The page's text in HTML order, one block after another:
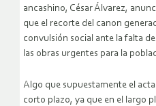
ancashino, César Álvarez,
que el recorte del canon
convulsión social ante la falta
las obras urgentes para la
Algo que supuestamente el
corto plazo, ya que en el largo